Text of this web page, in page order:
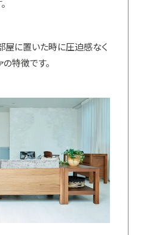
屋に置いた時に圧迫感なく
特徴です。